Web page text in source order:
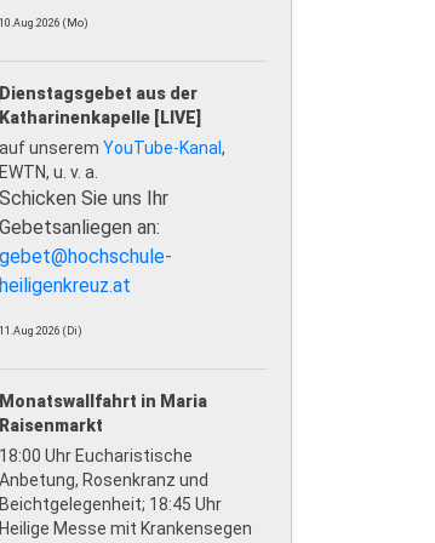
10.Aug.2026 (Mo)
Dienstagsgebet aus der
Katharinenkapelle [LIVE]
auf unserem YouTube-Kanal ,
EWTN, u. v. a.
Schicken Sie uns Ihr
Gebetsanliegen an:
gebet@hochschule-
heiligenkreuz.at
11.Aug.2026 (Di)
Monatswallfahrt in Maria
Raisenmarkt
18:00 Uhr Eucharistische
Anbetung, Rosenkranz und
Beichtgelegenheit; 18:45 Uhr
Heilige Messe mit Krankensegen